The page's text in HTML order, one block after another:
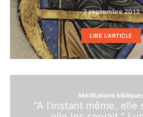
2 septembre 2013
LIRE L'ARTICLE
Méditations
“A l’instant même, elle